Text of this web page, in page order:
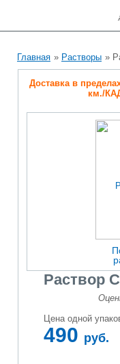
Главная » Растворы »
Доставка в
км./
Раствор
Цена одной
490 руб.